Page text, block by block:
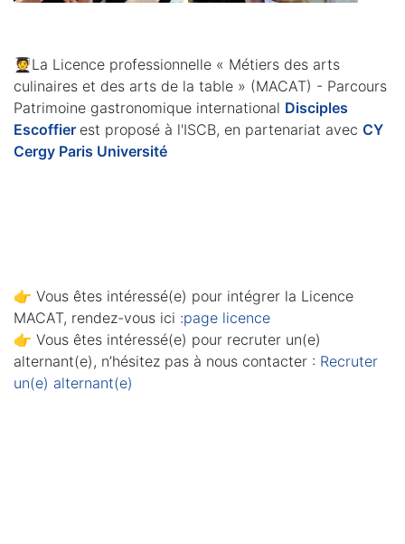
🧑‍🎓La Licence professionnelle « Métiers des arts
culinaires et des arts de la table » (MACAT) - Parcours
Patrimoine gastronomique international Disciples
Escoffier est proposé à l'ISCB, en partenariat avec CY
Cergy Paris Université
👉 Vous êtes intéressé(e) pour intégrer la Licence
MACAT, rendez-vous ici :page licence
👉 Vous êtes intéressé(e) pour recruter un(e)
alternant(e), n’hésitez pas à nous contacter : Recruter
un(e) alternant(e)